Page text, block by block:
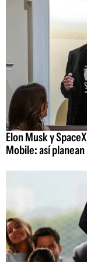
Elon Musk y
Mobile: así